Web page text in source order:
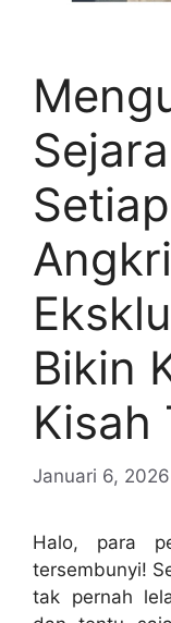
Bikin
Kisah
Januari 6, 2026
Halo, para
tersembunyi!
tak pernah